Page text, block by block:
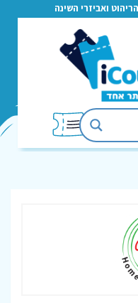
ואביזרי השינה